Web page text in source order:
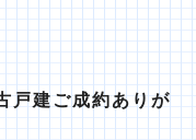
戸建ご成約ありが